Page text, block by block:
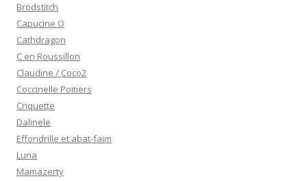
Brodstitch
Capucine O
Cathdragon
C en Roussillon
Claudine / Coco2
Coccinelle Poitiers
Criquette
Dalinele
Effondrille et abat-faim
Luna
Mamazerty